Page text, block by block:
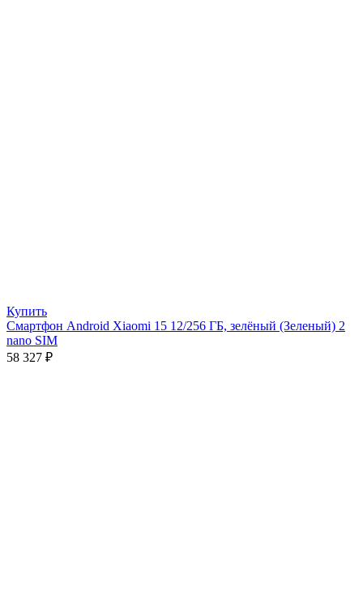
Купить
Смартфон Android Xiaomi 15 12/256 ГБ, зелёный (Зеленый) 2
nano SIM
58 327 ₽